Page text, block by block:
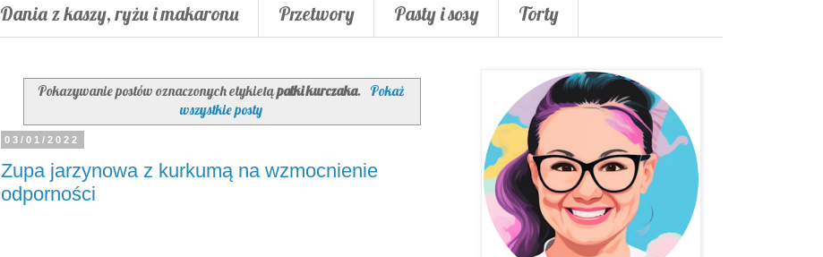
Dania z kaszy, ryżu i makaronu Przetwory Pasty i sosy Torty
Pokazywanie postów oznaczonych etykietąpałki kurczaka. Pokaż
wszystkie posty
03/01/2022
Zupa jarzynowa z kurkumą na wzmocnienie
odporności